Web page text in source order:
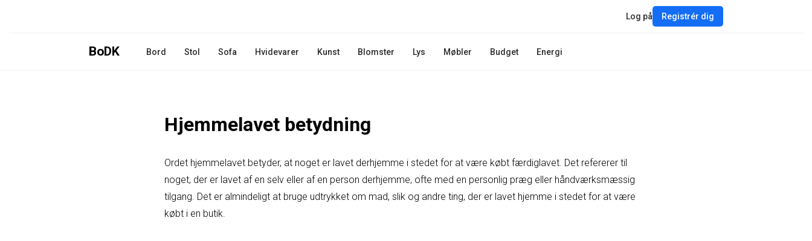
BoDK Bord Stol Sofa Hvidevarer Kunst Blomster Lys Møbler Budget Energi
Log på Registrér dig
Hjemmelavet betydning
Ordet hjemmelavet betyder, at noget er lavet derhjemme i stedet for at være købt færdiglavet. Det refererer til
noget, der er lavet af en selv eller af en person derhjemme, ofte med en personlig præg eller håndværksmæssig
tilgang. Det er almindeligt at bruge udtrykket om mad, slik og andre ting, der er lavet hjemme i stedet for at være
købt i en butik.